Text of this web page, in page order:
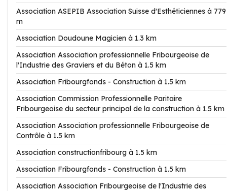
Association ASEPIB Association Suisse d'Esthéticiennes à 779
m
Association Doudoune Magicien à 1.3 km
Association Association professionnelle Fribourgeoise de
l'Industrie des Graviers et du Béton à 1.5 km
Association Fribourgfonds - Construction à 1.5 km
Association Commission Professionnelle Paritaire
Fribourgeoise du secteur principal de la construction à 1.5 km
Association Association professionnelle Fribourgeoise de
Contrôle à 1.5 km
Association constructionfribourg à 1.5 km
Association Fribourgfonds - Construction à 1.5 km
Association Association Fribourgeoise de l'Industrie des